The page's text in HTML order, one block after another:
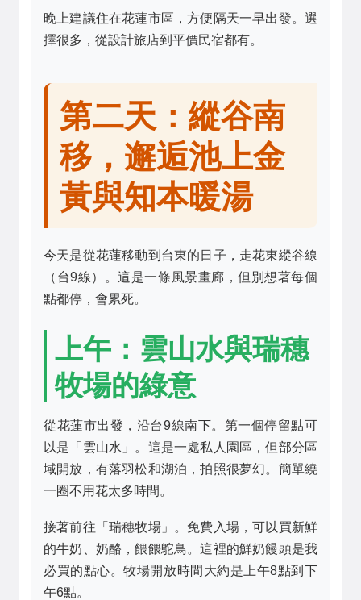
晚上建議住在花蓮市區，方便隔天一早出發。選
擇很多，從設計旅店到平價民宿都有。
第二天：縱谷南
移，邂逅池上金
黃與知本暖湯
今天是從花蓮移動到台東的日子，走花東縱谷線
（台9線）。這是一條風景畫廊，但別想著每個
點都停，會累死。
上午：雲山水與瑞穗
牧場的綠意
從花蓮市出發，沿台9線南下。第一個停留點可
以是「雲山水」。這是一處私人園區，但部分區
域開放，有落羽松和湖泊，拍照很夢幻。簡單繞
一圈不用花太多時間。
接著前往「瑞穗牧場」。免費入場，可以買新鮮
的牛奶、奶酪，餵餵鴕鳥。這裡的鮮奶饅頭是我
必買的點心。牧場開放時間大約是上午8點到下
午6點。